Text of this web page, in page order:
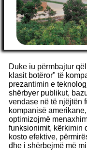
Duke iu përmbajtur
klasit botëror" të
prezantimin e
shërbyer publikut,
vendase në të njëjtën
kompanisë
optimizojmë
funksionimit, kërkimin
kosto efektive,
dhe i shërbejmë më